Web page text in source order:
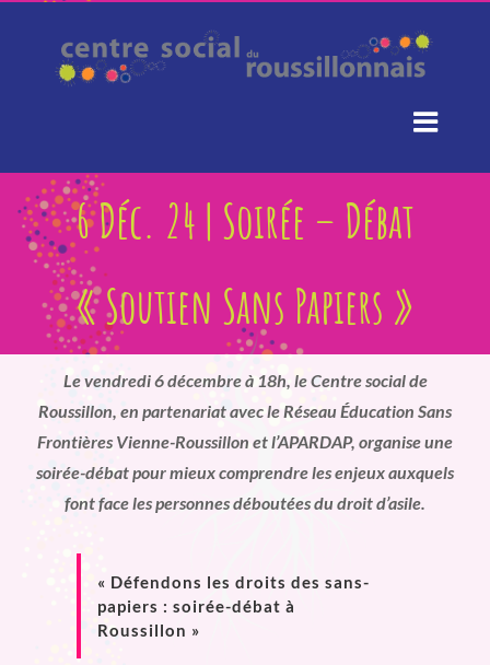
contenu
6 Déc. 24 | Soirée – Débat
« Soutien Sans Papiers »
Le vendredi 6 décembre à 18h, le Centre social de
Roussillon, en partenariat avec le Réseau Éducation Sans
Frontières Vienne-Roussillon et l’APARDAP, organise une
soirée-débat pour mieux comprendre les enjeux auxquels
font face les personnes déboutées du droit d’asile.
« Défendons les droits des sans-
papiers : soirée-débat à
Roussillon »